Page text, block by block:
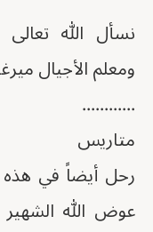
نسأل الله تعالى
ومعلم الأجيال
............
متاريس
رحل أيضاً في هذه
عوض الله